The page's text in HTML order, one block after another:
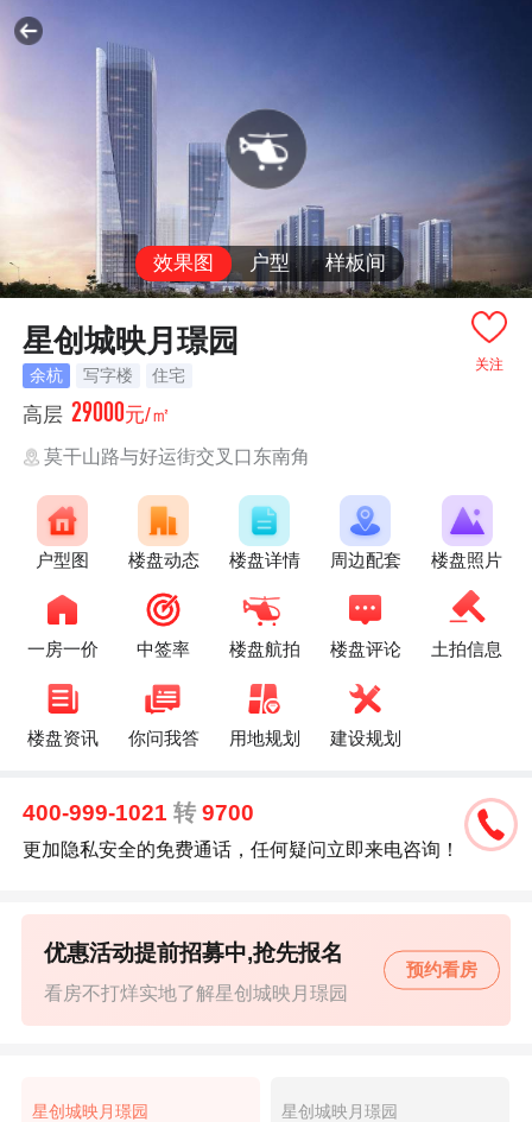
效果图 户型 样板间
关注
星创城映月璟园
余杭 写字楼 住宅
高层 29000元/㎡
莫干山路与好运街交叉口东南角
户型图 楼盘动态 楼盘详情 周边配套 楼盘照片
一房一价 中签率 楼盘航拍 楼盘评论 土拍信息
楼盘资讯 你问我答 用地规划 建设规划
400-999-1021转 9700
更加隐私安全的免费通话，任何疑问立即来电咨询！
看房不打烊实地了解星创城映月璟园
优惠活动提前招募中,抢先报名
预约看房
星创城映月璟园
星创城映月璟园